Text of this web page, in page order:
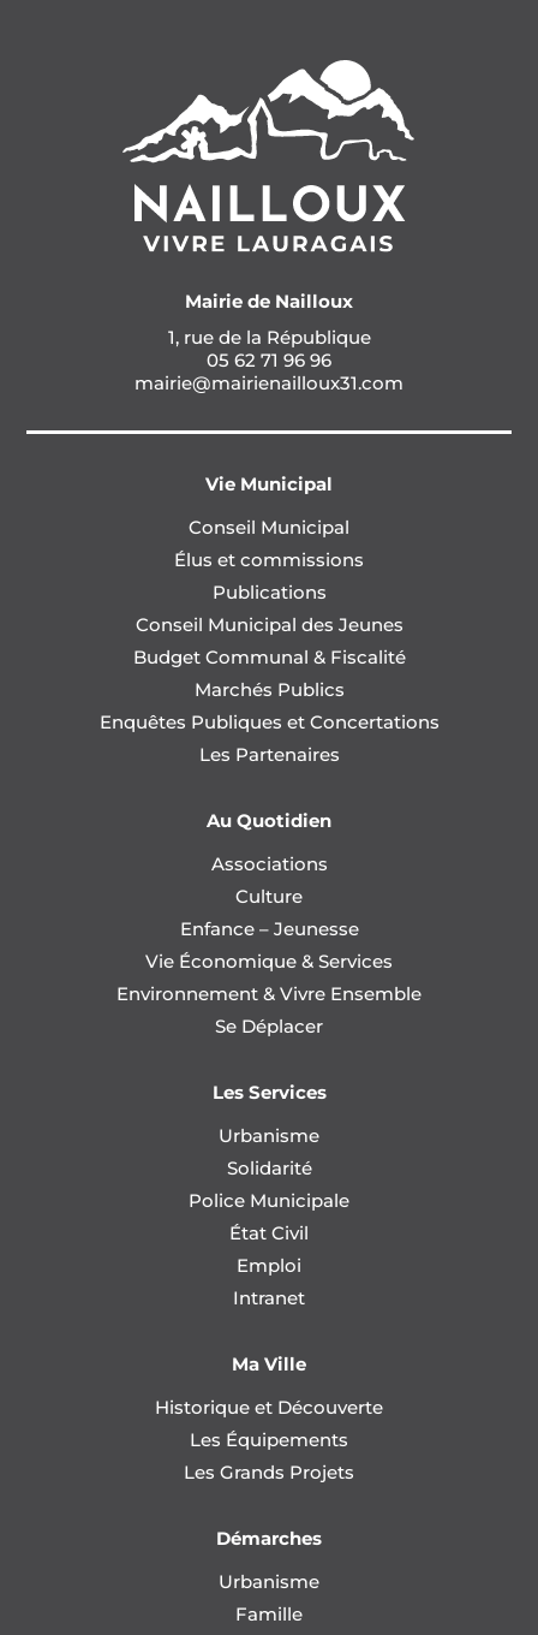
Mairie de Nailloux
1, rue de la République
05 62 71 96 96
mairie@mairienailloux31.com
Vie Municipal
Conseil Municipal
Élus et commissions
Publications
Conseil Municipal des Jeunes
Budget Communal & Fiscalité
Marchés Publics
Enquêtes Publiques et Concertations
Les Partenaires
Au Quotidien
Associations
Culture
Enfance – Jeunesse
Vie Économique & Services
Environnement & Vivre Ensemble
Se Déplacer
Les Services
Urbanisme
Solidarité
Police Municipale
État Civil
Emploi
Intranet
Ma Ville
Historique et Découverte
Les Équipements
Les Grands Projets
Démarches
Urbanisme
Famille